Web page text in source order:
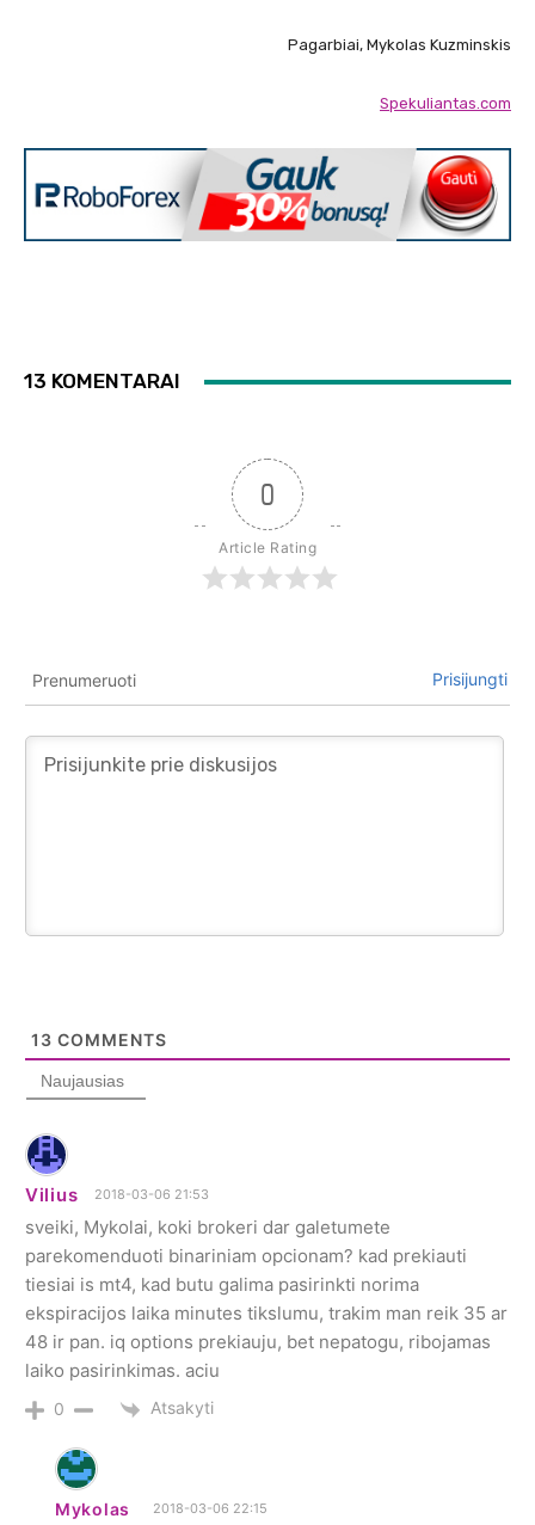
Pagarbiai, Mykolas Kuzminskis
Spekuliantas.com
13 KOMENTARAI
0
Article Rating
Prenumeruoti Prisijungti
13 COMMENTS
Naujausias
Vilius 2018-03-06 21:53
sveiki, Mykolai, koki brokeri dar galetumete
parekomenduoti binariniam opcionam? kad prekiauti
tiesiai is mt4, kad butu galima pasirinkti norima
ekspiracijos laika minutes tikslumu, trakim man reik 35 ar
48 ir pan. iq options prekiauju, bet nepatogu, ribojamas
laiko pasirinkimas. aciu
0 Atsakyti
Mykolas 2018-03-06 22:15